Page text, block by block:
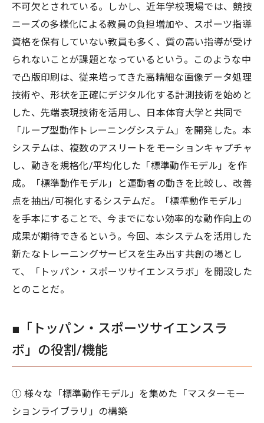
不可欠とされている。しかし、近年学校現場では、競技
ニーズの多様化による教員の負担増加や、スポーツ指導
資格を保有していない教員も多く、質の高い指導が受け
られないことが課題となっているという。このような中
で凸版印刷は、従来培ってきた高精細な画像データ処理
技術や、形状を正確にデジタル化する計測技術を始めと
した、先端表現技術を活用し、日本体育大学と共同で
「ループ型動作トレーニングシステム」を開発した。本
システムは、複数のアスリートをモーションキャプチャ
し、動きを規格化/平均化した「標準動作モデル」を作
成。「標準動作モデル」と運動者の動きを比較し、改善
点を抽出/可視化するシステムだ。「標準動作モデル」
を手本にすることで、今までにない効率的な動作向上の
成果が期待できるという。今回、本システムを活用した
新たなトレーニングサービスを生み出す共創の場とし
て、「トッパン・スポーツサイエンスラボ」を開設した
とのことだ。
■「トッパン・スポーツサイエンスラ
ボ」の役割/機能
① 様々な「標準動作モデル」を集めた「マスターモー
ションライブラリ」の構築